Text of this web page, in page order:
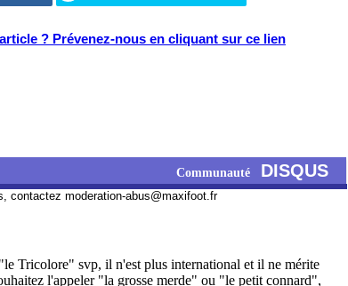
? Prévenez-nous en cliquant sur ce lien
Communauté DISQUS
contactez moderation-abus@maxifoot.fr